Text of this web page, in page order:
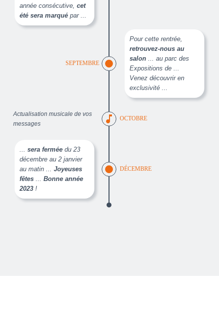
année consécutive,cet
été sera marqué par ...
SEPTEMBRE
Pour cette rentrée,
retrouvez-nous au
salon ... au parc des
Expositions de ...
Venez découvrir en
exclusivité ...
Actualisation musicale de vos
messages
music_note OCTOBRE
...sera fermée du 23
décembre au 2 janvier
au matin ...Joyeuses
fêtes ...Bonne année
2023 !
DÉCEMBRE